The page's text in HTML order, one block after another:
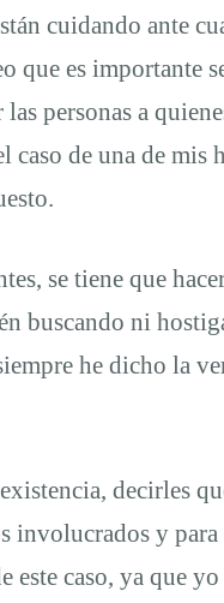
cuidando ante
que es importante
personas a
de una de mis
se tiene que
buscando ni
he dicho la
decirles
y para
este caso, ya que